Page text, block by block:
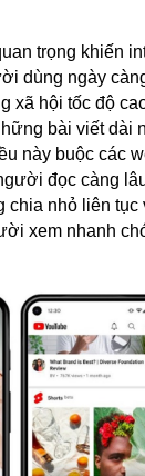
trọng khiến
dùng ngày
xã hội tốc độ
bài viết dài
này buộc các
đọc càng
chia nhỏ liên tục
xem nhanh